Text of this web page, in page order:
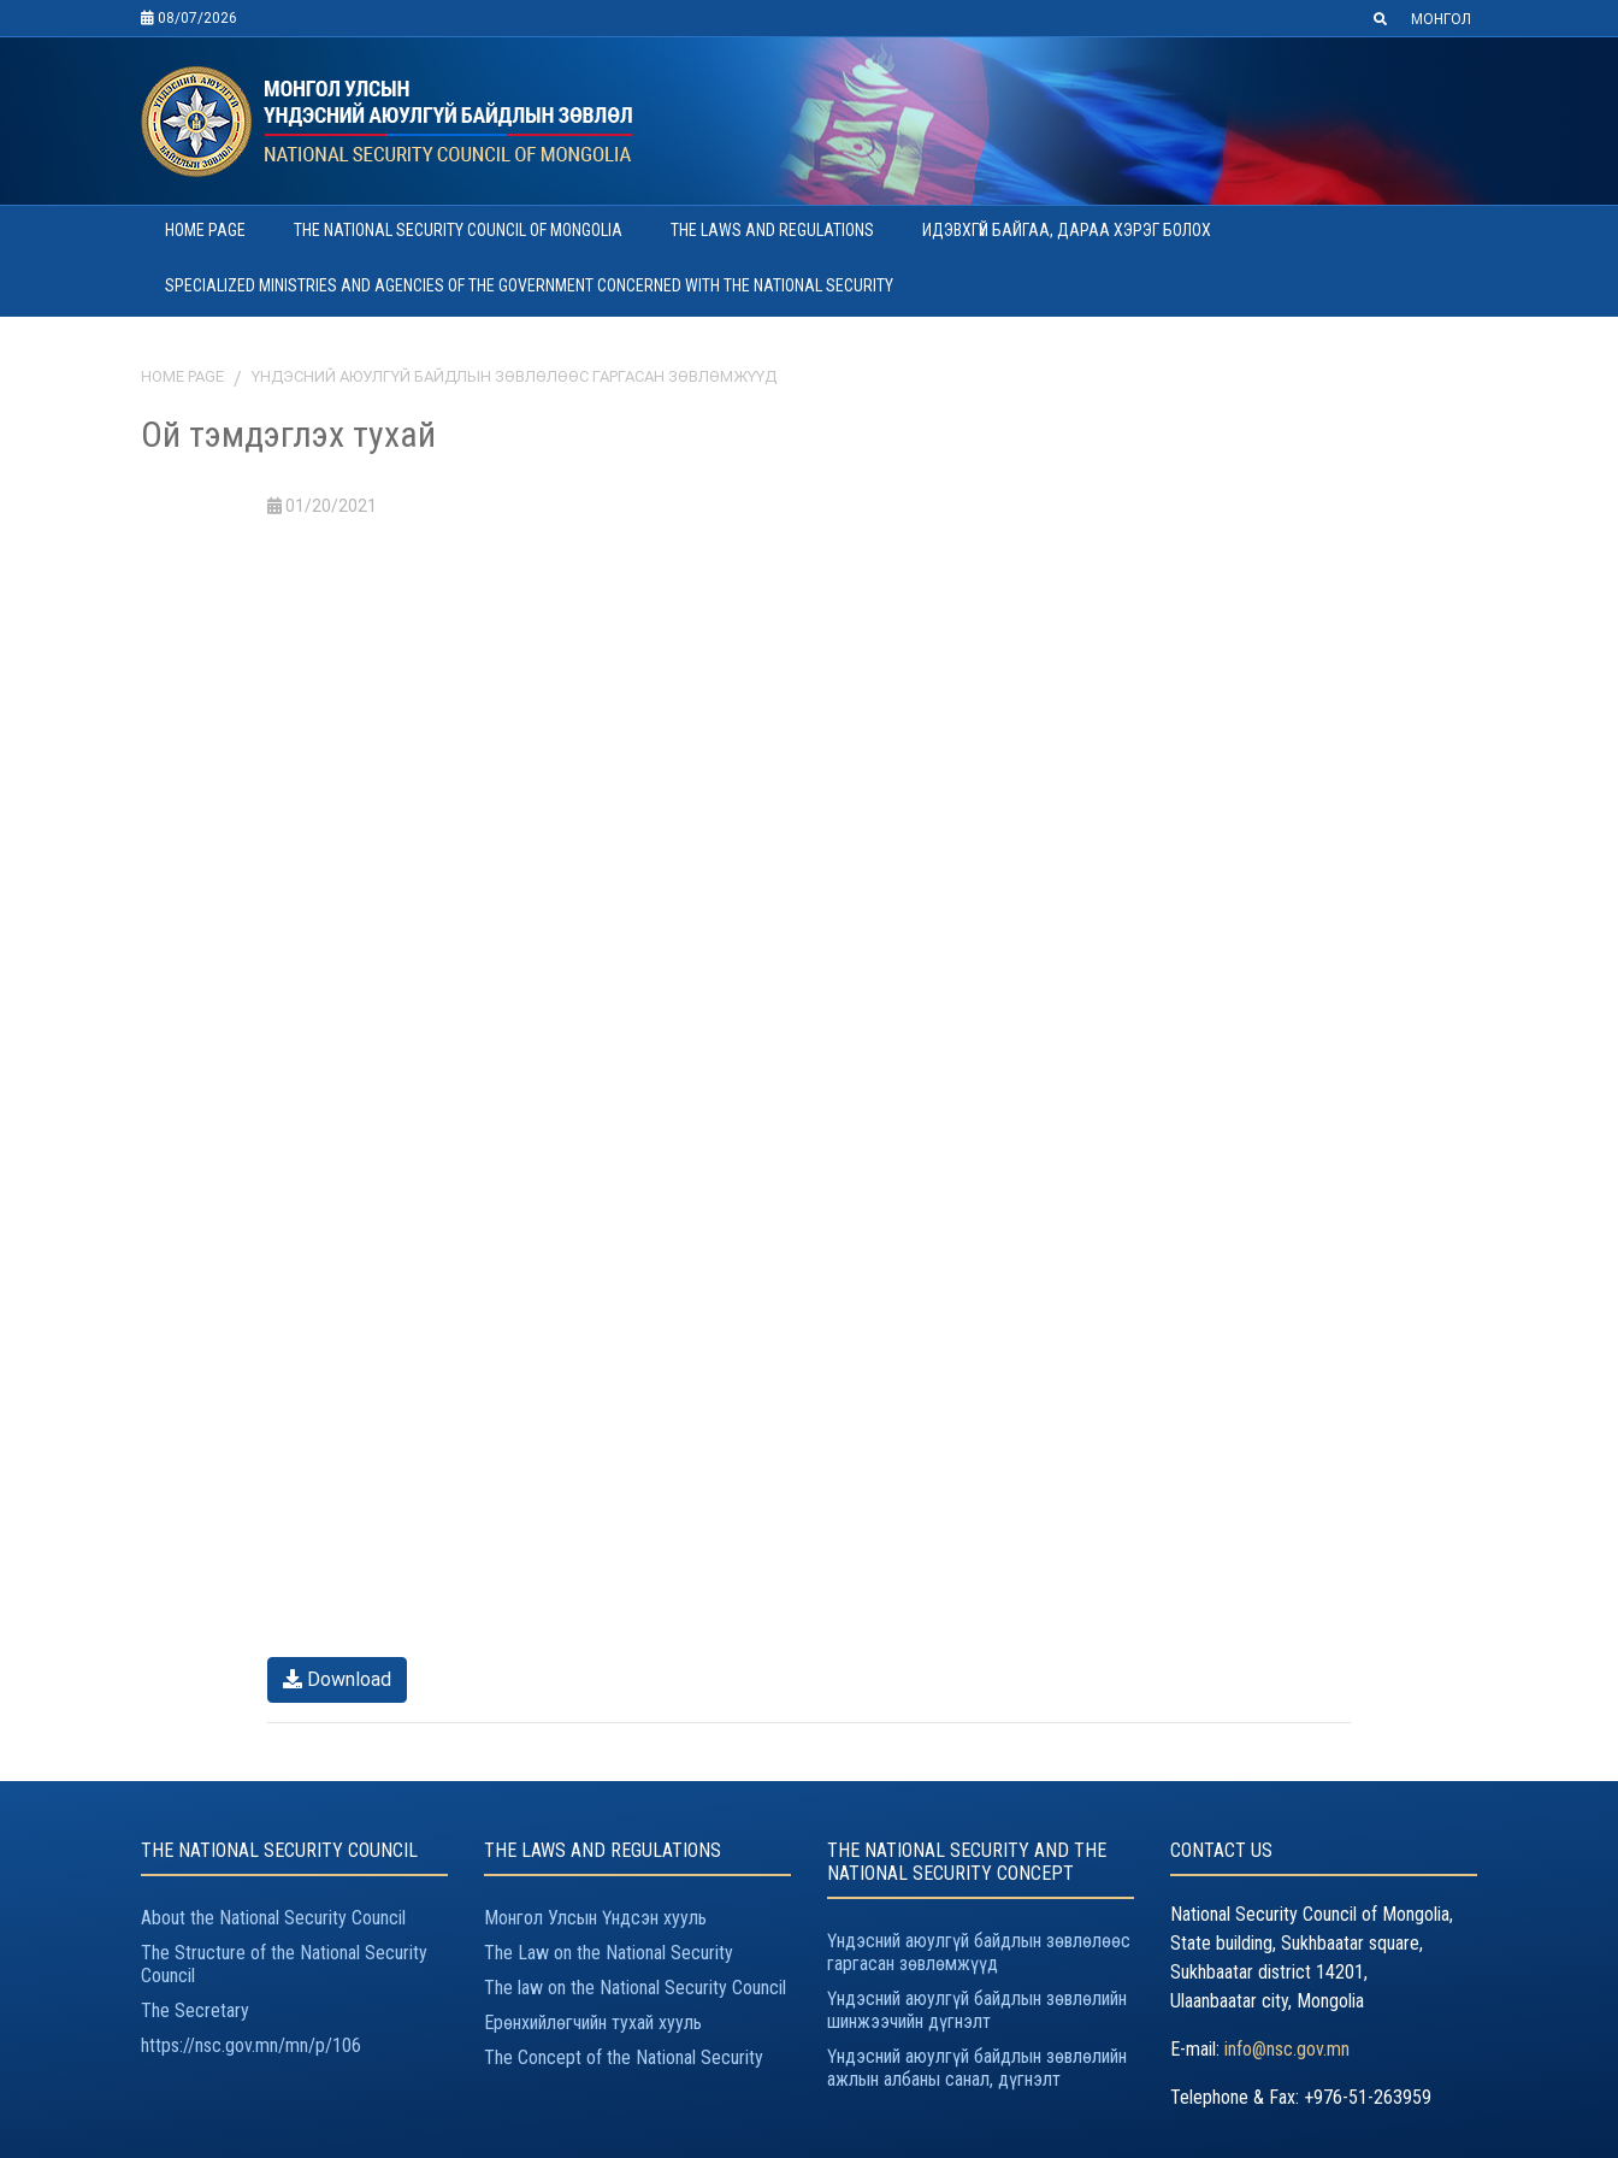
08/07/2026 МОНГОЛ
HOME PAGE THE NATIONAL SECURITY COUNCIL OF MONGOLIA THE LAWS AND REGULATIONS ИДЭВХГҮЙ БАЙГАА, ДАРАА ХЭРЭГ БОЛОХ
SPECIALIZED MINISTRIES AND AGENCIES OF THE GOVERNMENT CONCERNED WITH THE NATIONAL SECURITY
HOME PAGE ҮНДЭСНИЙ АЮУЛГҮЙ БАЙДЛЫН ЗӨВЛӨЛӨӨС ГАРГАСАН ЗӨВЛӨМЖҮҮД
Ой тэмдэглэх тухай
01/20/2021
Download
THE NATIONAL SECURITY COUNCIL
About the National Security Council
The Structure of the National Security
Council
The Secretary
https://nsc.gov.mn/mn/p/106
THE LAWS AND REGULATIONS
Монгол Улсын Үндсэн хууль
The Law on the National Security
The law on the National Security Council
Ерөнхийлөгчийн тухай хууль
The Concept of the National Security
THE NATIONAL SECURITY AND THE
NATIONAL SECURITY CONCEPT
Үндэсний аюулгүй байдлын зөвлөлөөс
гаргасан зөвлөмжүүд
Үндэсний аюулгүй байдлын зөвлөлийн
шинжээчийн дүгнэлт
Үндэсний аюулгүй байдлын зөвлөлийн
ажлын албаны санал, дүгнэлт
CONTACT US
National Security Council of Mongolia,
State building, Sukhbaatar square,
Sukhbaatar district 14201,
Ulaanbaatar city, Mongolia
E-mail: info@nsc.gov.mn
Telephone & Fax: +976-51-263959